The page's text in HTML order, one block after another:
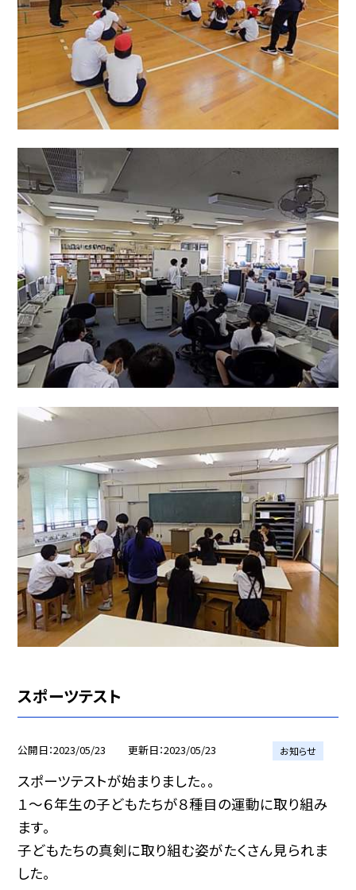
スポーツテスト
公開日 2023/05/23 更新日 2023/05/23 お知らせ
スポーツテストが始まりました。。
１〜６年生の子どもたちが８種目の運動に取り組み
ます。
子どもたちの真剣に取り組む姿がたくさん見られま
した。